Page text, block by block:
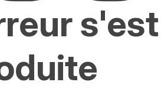
s'est